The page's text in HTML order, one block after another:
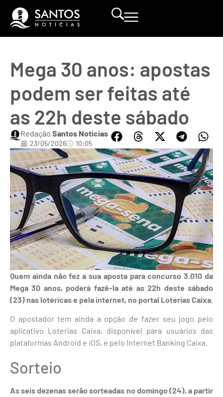
Mega 30 anos: apostas
podem ser feitas até
as 22h deste sábado
Redação Santos Notícias
23/05/2026 10:05
Quem ainda não fez a sua aposta para concurso 3.010 da
Mega 30 anos, poderá fazê-la até as 22h deste sábado
(23) nas lotéricas e pela internet, no portal Loterias Caixa
O apostador tem ainda a opção de fazer seu jogo pelo
aplicativo Loterias Caixa, disponível para usuários das
plataformas Android e iOS, e pelo Internet Banking Caixa.
Sorteio
As seis dezenas serão sorteadas no domingo (24), a partir